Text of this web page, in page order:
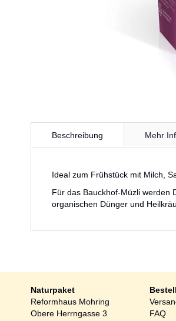
Anfang
Bildergalerie
Beschreibung
Ideal zum Frühstück mit Milch,
Für das Bauckhof-Müzli werden
organischen Dünger und
Mehr
Naturpaket
Reformhaus Mohring
Obere Herrngasse 3
FAQ